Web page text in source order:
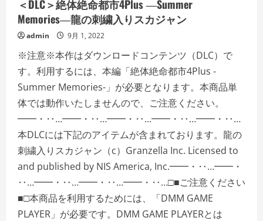
ッ
ト
の
詳
細
ご
覧
く
だ
さ
＜DLC＞絶体絶命都市4Plus ―Summer
Memories―龍の刺繍入りスカジャン
admin 9月 1, 2022
※注意※本作はダウンロードコンテンツ（DLC）で
す。利用するには、本編「絶体絶命都市4Plus -
Summer Memories-」が必要となります。本商品単
体では動作いたしませんので、ご注意ください。
━━・‥…━━・‥…━━・‥…━━・‥…━━・‥…
本DLCには下記のアイテムが含まれております。龍の
刺繍入りスカジャン（c）Granzella Inc. Licensed to
and published by NIS America, Inc.━━・‥…━━・
‥…━━・‥…━━・‥…━━・‥…□■ご注意ください
■□本商品を利用するためには、「DMM GAME
PLAYER」が必要です。DMM GAME PLAYERとは